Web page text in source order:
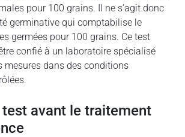
pour 100 grains. Il ne s’agit donc
germinative qui comptabilise le
germées pour 100 grains. Ce test
confié à un laboratoire spécialisé
mesures dans des conditions